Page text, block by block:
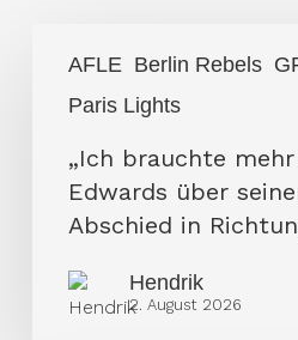
AFLE Berlin Rebels
Paris Lights
brauchte
mehr
Stabilität“
Edwards
seinen
AFLE
„Ich brauchte
Edwards über
Abschied in
Hendrik
2. August 2026